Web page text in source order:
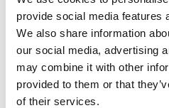
provide social media features
We also share information
our social media, advertising
may combine it with other
provided to them or that
of their services.
Une pochette de qualité pour